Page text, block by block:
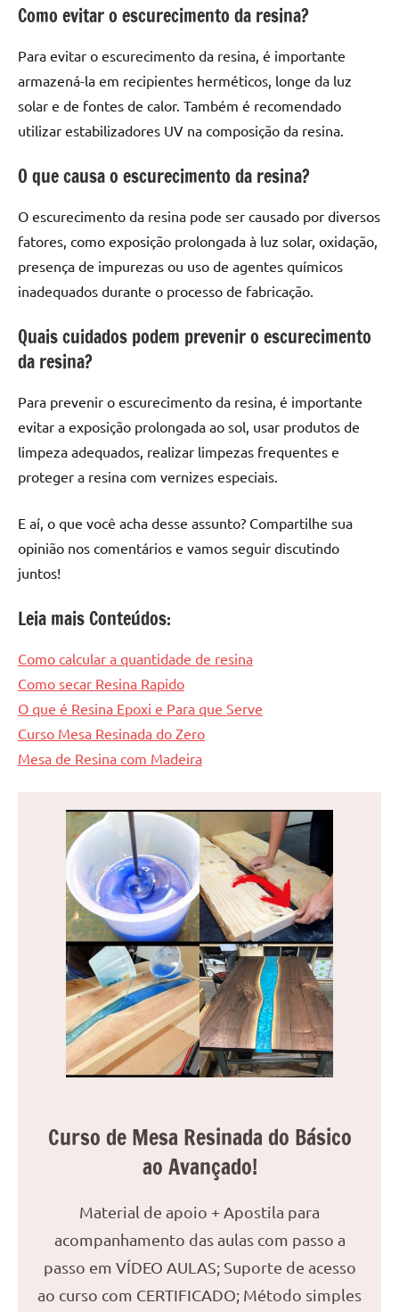
Como evitar o escurecimento da resina?
Para evitar o escurecimento da resina, é importante
armazená-la em recipientes herméticos, longe da luz
solar e de fontes de calor. Também é recomendado
utilizar estabilizadores UV na composição da resina.
O que causa o escurecimento da resina?
O escurecimento da resina pode ser causado por diversos
fatores, como exposição prolongada à luz solar, oxidação,
presença de impurezas ou uso de agentes químicos
inadequados durante o processo de fabricação.
Quais cuidados podem prevenir o escurecimento
da resina?
Para prevenir o escurecimento da resina, é importante
evitar a exposição prolongada ao sol, usar produtos de
limpeza adequados, realizar limpezas frequentes e
proteger a resina com vernizes especiais.
E aí, o que você acha desse assunto? Compartilhe sua
opinião nos comentários e vamos seguir discutindo
juntos!
Leia mais Conteúdos:
Como calcular a quantidade de resina
Como secar Resina Rapido
O que é Resina Epoxi e Para que Serve
Curso Mesa Resinada do Zero
Mesa de Resina com Madeira
Curso de Mesa Resinada do Básico
ao Avançado!
Material de apoio + Apostila para
acompanhamento das aulas com passo a
passo em VÍDEO AULAS; Suporte de acesso
ao curso com CERTIFICADO; Método simples